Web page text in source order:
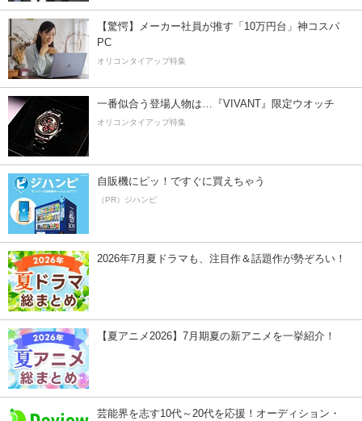
【驚愕】メーカー社員が推す「10万円台」神コスパ
PC
オリコンタイアップ特集
一番似合う登場人物は…『VIVANT』限定ウオッチ
オリコンタイアップ特集
自販機にピッ！ですぐに買えちゃう
（PR）ジハンピ
2026年7月夏ドラマも、注目作＆話題作が勢ぞろい！
【夏アニメ2026】7月期夏の新アニメを一挙紹介！
芸能界を志す10代～20代を応援！オーディション・